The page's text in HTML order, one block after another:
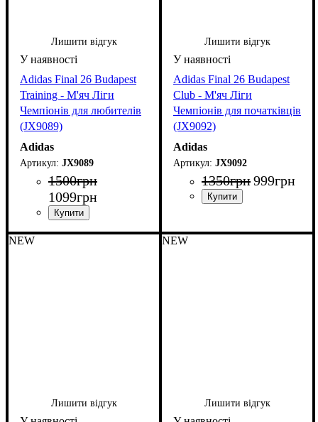
Лишити відгук
Adidas Final 26 Budapest
Training - М'яч Ліги
Чемпіонів для любителів
(JX9089)
Adidas
JX9089
1500грн
1099грн
Лишити відгук
Adidas Final 26 Budapest
Club - М'яч Ліги
Чемпіонів для початківців
(JX9092)
Adidas
JX9092
1350грн999грн
NEW
Лишити відгук
NEW
Лишити відгук